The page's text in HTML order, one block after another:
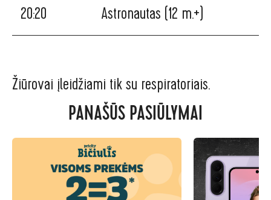
20:20
Astronautas (12 m.+)
Žiūrovai įleidžiami tik su respiratoriais.
PANAŠŪS PASIŪLYMAI